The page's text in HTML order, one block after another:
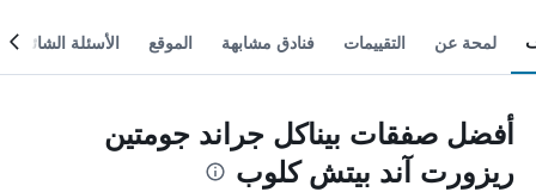
لمحة عن التقييمات فنادق مشابهة الموقع الأسئلة الشائعة
أفضل صفقات بيناكل جراند جومتين
ريزورت آند بيتش كلوب